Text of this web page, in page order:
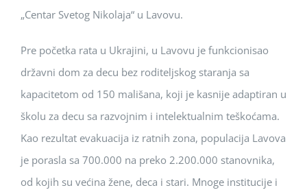
„Centar Svetog Nikolaja“ u Lavovu.
Pre početka rata u Ukrajini, u Lavovu je funkcionisao
državni dom za decu bez roditeljskog staranja sa
kapacitetom od 150 mališana, koji je kasnije adaptiran u
školu za decu sa razvojnim i intelektualnim teškoćama.
Kao rezultat evakuacija iz ratnih zona, populacija Lavova
je porasla sa 700.000 na preko 2.200.000 stanovnika,
od kojih su većina žene, deca i stari. Mnoge institucije i